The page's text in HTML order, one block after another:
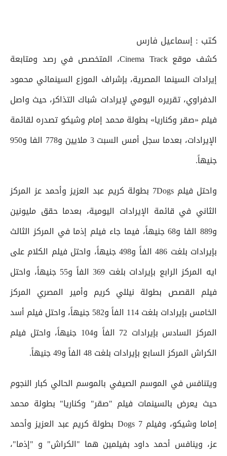
كتب : إسماعيل فارس
كشف موقع Cinema Track، المتخصص في رصد ومتابعة
إيرادات السينما المصرية، بإشراف الموزع السينمائي محمود
الدفراوي، تقريره اليومي لإيرادات شباك التذاكر، حيث واصل
فيلم «صقر وكناريا» بطولة محمد إمام وشيكو تصدره لقائمة
الإيرادات، بعدما سجل أمس السبت 3 ملايين و778 الفا و950
جنيهاً.
واحتل فيلم 7Dogs بطولة كريم عبد العزيز وأحمد عز المركز
الثاني في قائمة الإيرادات اليومية، بعدما حقق مليونين
و889 الفا و68 جنيهاً، فيما جاء فيلم إذما في المركز الثالث
بإيرادات بلغت 486 الفاً و498 جنيهاً، واحتل فيلم الكلام على
ايه المركز الرابع بإيرادات بلغت 369 الفاً و55 جنيهاً، واحتل
فيلم القصص بطولة نيللي كريم وأمير المصري المركز
الخامس بإيرادات بلغت 114 الفاً و582 جنيهاً، واحتل فيلم أسد
المركز السادس بإيرادات 72 الفاً و104 جنيهاً، واحتل فيلم
الكراش المركز السابع بإيرادات بلغت 48 الفاً و49 جنيهاً.
ويتنافس في الموسم الصيفي بالموسم الحالي كبار النجوم
حيث يعرض بالسينمات فيلم "صقر" وكناريا" بطولة محمد
إماما وشيكو، وفيلم 7 Dogs بطولة كريم عبد العزيز وأحمد
عز، وينافس أحمد داود بفيلمين هما "الكراش" و "إذما"،